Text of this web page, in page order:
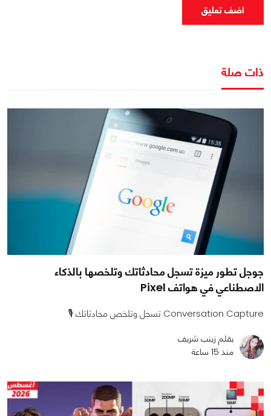
اضف تعليق
ذات صلة
جوجل تطور ميزة تسجل محادثاتك وتلخصها بالذكاء
الاصطناعي في هواتف Pixel
Conversation Capture تسجل وتلخص محادثاتك 🎙️
بقلم زينب شريف
منذ 15 ساعة